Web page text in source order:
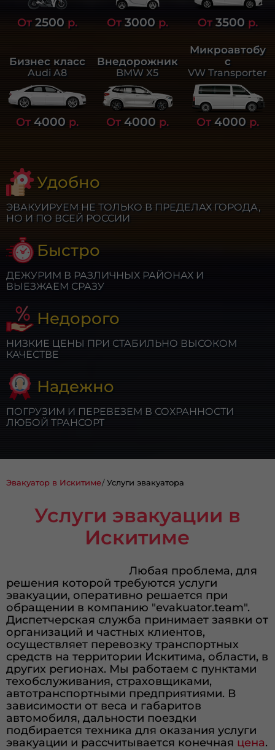
От2500 р. От 3000 р. От 3500 р.
Бизнес класс
Audi A8
От4000 р.
Внедорожник
BMW X5
От 4000 р.
Микроавтобу
с
VW Transporter
От 4000 р.
Удобно
ЭВАКУИРУЕМ НЕ ТОЛЬКО В ПРЕДЕЛАХ ГОРОДА,
НО И ПО ВСЕЙ РОССИИ
Быстро
ДЕЖУРИМ В РАЗЛИЧНЫХ РАЙОНАХ И
ВЫЕЗЖАЕМ СРАЗУ
Недорого
НИЗКИЕ ЦЕНЫ ПРИ СТАБИЛЬНО ВЫСОКОМ
КАЧЕСТВЕ
Надежно
ПОГРУЗИМ И ПЕРЕВЕЗЕМ В СОХРАННОСТИ
ЛЮБОЙ ТРАНСОРТ
Эвакуатор в Искитиме Услуги эвакуатора
Услуги эвакуации в
Искитиме
Любая проблема, для
решения которой требуются услуги
эвакуации, оперативно решается при
обращении в компанию "evakuator.team".
Диспетчерская служба принимает заявки от
организаций и частных клиентов,
осуществляет перевозку транспортных
средств на территории Искитима, области, в
других регионах. Мы работаем с пунктами
техобслуживания, страховщиками,
автотранспортными предприятиями. В
зависимости от веса и габаритов
автомобиля, дальности поездки
подбирается техника для оказания услуги
эвакуации и рассчитывается конечная цена.